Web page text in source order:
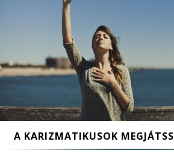
A KARIZMATIKUSOK